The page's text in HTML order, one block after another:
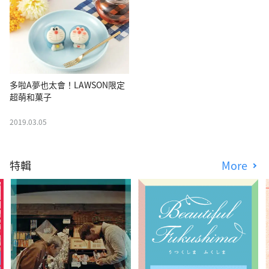
多啦A夢也太會！LAWSON限定
超萌和菓子
2019.03.05
特輯 More